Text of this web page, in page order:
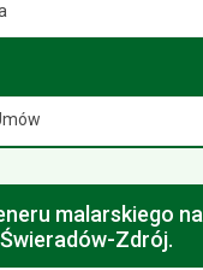
malarskiego na
Zdrój.